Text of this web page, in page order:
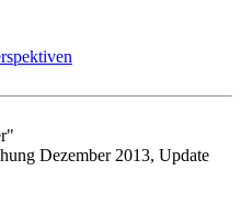
Dezember 2013, Update